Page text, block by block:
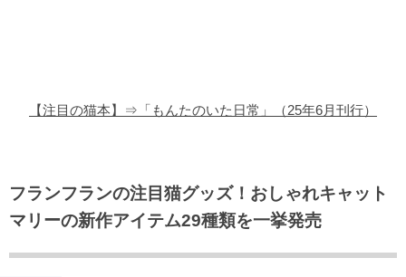
【注目の猫本】⇒「もんたのいた日常」（25年6月刊行）
フランフランの注目猫グッズ！おしゃれキャット
マリーの新作アイテム29種類を一挙発売
猫のゲーム・アプリ
猫のフリー写真素材